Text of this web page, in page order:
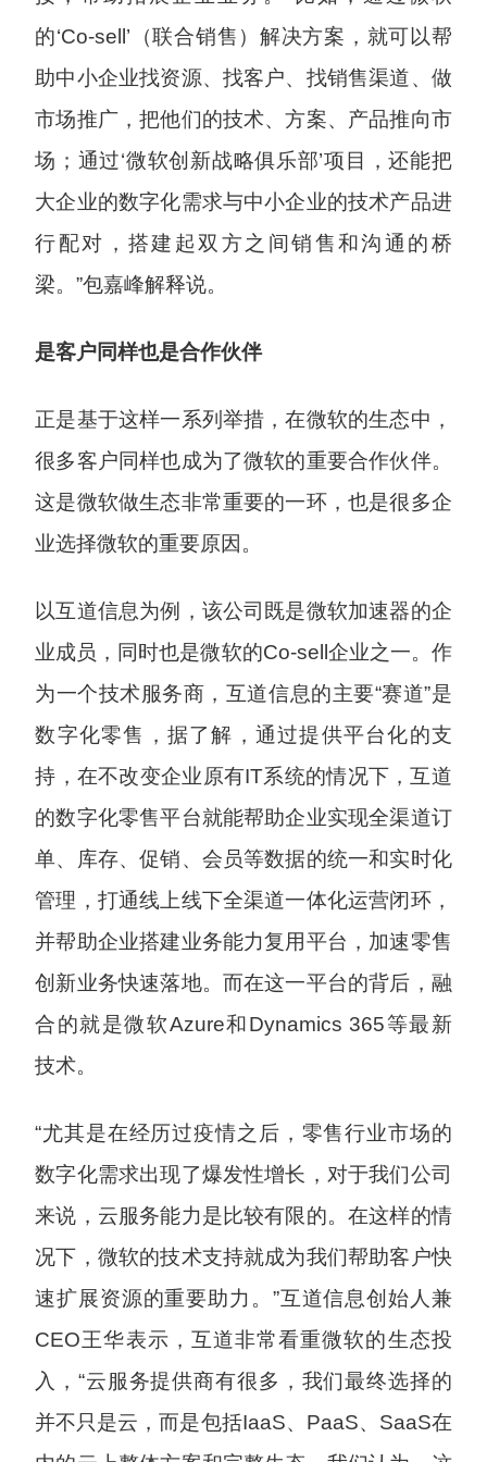
的‘Co-sell’（联合销售）解决方案，就可以帮
助中小企业找资源、找客户、找销售渠道、做
市场推广，把他们的技术、方案、产品推向市
场；通过‘微软创新战略俱乐部’项目，还能把
大企业的数字化需求与中小企业的技术产品进
行配对，搭建起双方之间销售和沟通的桥
梁。”包嘉峰解释说。
是客户同样也是合作伙伴
正是基于这样一系列举措，在微软的生态中，
很多客户同样也成为了微软的重要合作伙伴。
这是微软做生态非常重要的一环，也是很多企
业选择微软的重要原因。
以互道信息为例，该公司既是微软加速器的企
业成员，同时也是微软的Co-sell企业之一。作
为一个技术服务商，互道信息的主要“赛道”是
数字化零售，据了解，通过提供平台化的支
持，在不改变企业原有IT系统的情况下，互道
的数字化零售平台就能帮助企业实现全渠道订
单、库存、促销、会员等数据的统一和实时化
管理，打通线上线下全渠道一体化运营闭环，
并帮助企业搭建业务能力复用平台，加速零售
创新业务快速落地。而在这一平台的背后，融
合的就是微软Azure和Dynamics 365等最新
技术。
“尤其是在经历过疫情之后，零售行业市场的
数字化需求出现了爆发性增长，对于我们公司
来说，云服务能力是比较有限的。在这样的情
况下，微软的技术支持就成为我们帮助客户快
速扩展资源的重要助力。”互道信息创始人兼
CEO王华表示，互道非常看重微软的生态投
入，“云服务提供商有很多，我们最终选择的
并不只是云，而是包括IaaS、PaaS、SaaS在